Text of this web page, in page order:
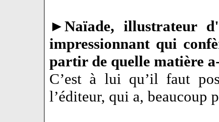
►Naïade, illustrateur
impressionnant qui
partir de quelle matière
C’est à lui qu’il faut
l’éditeur, qui a, beaucoup